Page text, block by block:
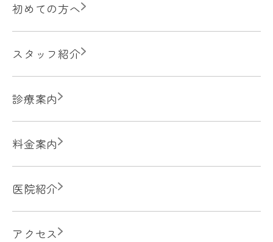
初めての方へ
スタッフ紹介
診療案内
料金案内
医院紹介
アクセス